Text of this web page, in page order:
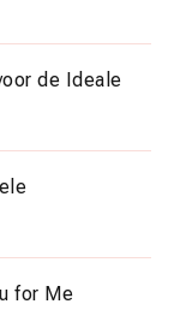
de Ideale
for Me